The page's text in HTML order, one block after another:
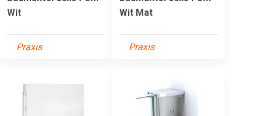
Wit
Praxis
Wit Mat
Praxis